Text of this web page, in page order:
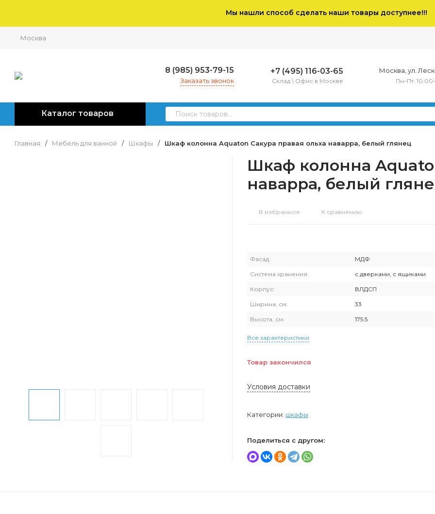
Мы нашли способ сделать наши товары доступнее!!!
Москва
8 (985) 953-79-15
Заказать звонок
+7 (495) 116-03-65
Склад \ Офис в Москве
Москва, ул.
Пн–Пт.
Каталог товаров
Главная / Мебель для ванной / Шкафы / Шкаф колонна Aquaton Сакура правая ольха наварра, белый глянец
Шкаф колонна
наварра, белый
В избранное К сравнению
Фасад: МДФ
Система хранения: с дверками, с ящиками
Корпус: ВЛДСП
Ширина, см: 33
Высота, см: 175.5
Все характеристики
Товар закончился
Условия доставки
Категории: шкафы
Поделиться с другом: